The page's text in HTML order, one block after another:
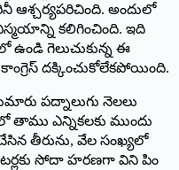
ఆశ్చర్యపరిచింది. అందులో
కలిగించింది. ఇది
ఉండి గెలుచుకున్న ఈ
‌దక్కించుకోలేకపోయింది.
పద్నాలుగు నెలలు
తాము ఎన్నికలకు ముందు
తీరును, వేల సంఖ్యలో
సోదా హరణగా విని పిం